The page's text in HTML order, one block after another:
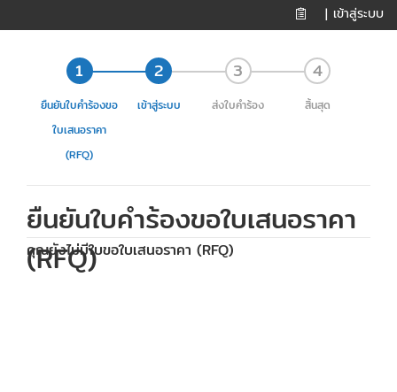
| เข้าสู่ระบบ
ยืนยันใบคำร้องขอ
ใบเสนอราคา
(RFQ)
เข้าสู่ระบบ ส่งใบคำร้อง สิ้นสุด
ยืนยันใบคำร้องขอใบเสนอราคา
(RFQ)
คุณยังไม่มีใบขอใบเสนอราคา (RFQ)